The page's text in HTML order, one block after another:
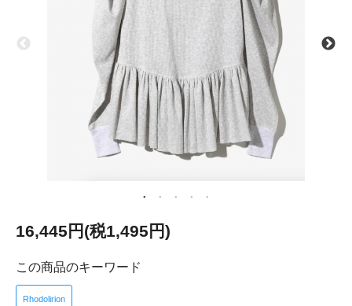
16,445円(税1,495円)
この商品のキーワード
Rhodolirion